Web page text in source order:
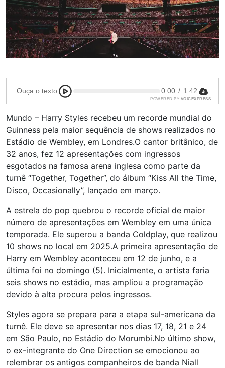
Ouça o texto 0:00 / 1:42
POWERED BY VOICEXPRESS
Mundo – Harry Styles recebeu um recorde mundial do
Guinness pela maior sequência de shows realizados no
Estádio de Wembley, em Londres.O cantor britânico, de
32 anos, fez 12 apresentações com ingressos
esgotados na famosa arena inglesa como parte da
turnê “Together, Together”, do álbum “Kiss All the Time,
Disco, Occasionally”, lançado em março.
A estrela do pop quebrou o recorde oficial de maior
número de apresentações em Wembley em uma única
temporada. Ele superou a banda Coldplay, que realizou
10 shows no local em 2025.A primeira apresentação de
Harry em Wembley aconteceu em 12 de junho, e a
última foi no domingo (5). Inicialmente, o artista faria
seis shows no estádio, mas ampliou a programação
devido à alta procura pelos ingressos.
Styles agora se prepara para a etapa sul-americana da
turnê. Ele deve se apresentar nos dias 17, 18, 21 e 24
em São Paulo, no Estádio do Morumbi.No último show,
o ex-integrante do One Direction se emocionou ao
relembrar os antigos companheiros de banda Niall